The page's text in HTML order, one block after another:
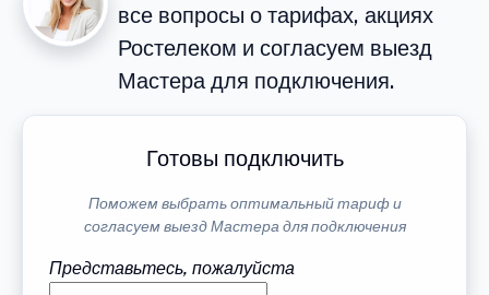
все вопросы о тарифах, акциях
Ростелеком и согласуем выезд
Мастера для подключения.
Готовы подключить
Поможем выбрать оптимальный тариф и
согласуем выезд Мастера для подключения
Представьтесь, пожалуйста